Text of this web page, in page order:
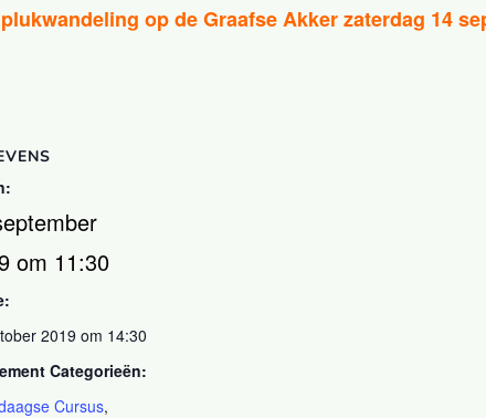
op de Graafse Akker zaterdag 14
om 11:30
2019 om 14:30
Categorieën:
Cursus,